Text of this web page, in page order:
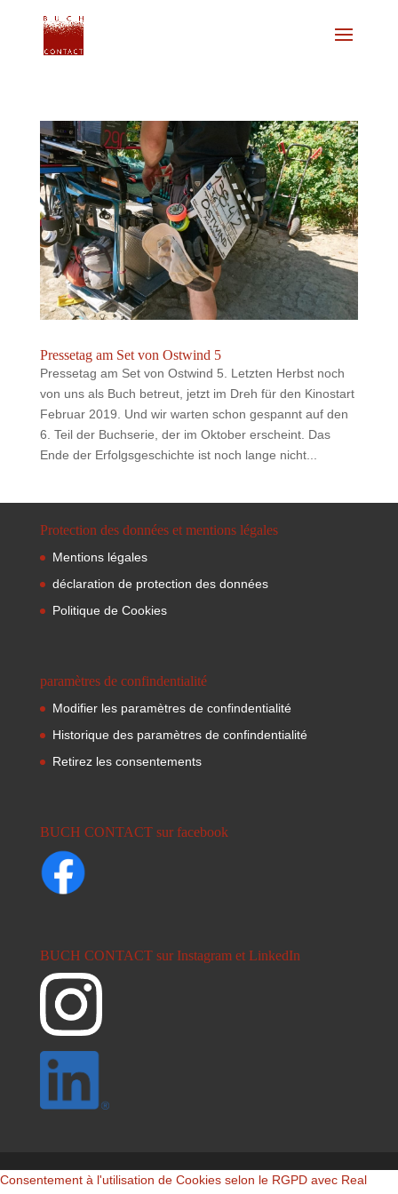
Pressetag am Set von Ostwind 5
Pressetag am Set von Ostwind 5. Letzten Herbst noch
von uns als Buch betreut, jetzt im Dreh für den Kinostart
Februar 2019. Und wir warten schon gespannt auf den
6. Teil der Buchserie, der im Oktober erscheint. Das
Ende der Erfolgsgeschichte ist noch lange nicht...
Protection des données et mentions légales
Mentions légales
déclaration de protection des données
Politique de Cookies
paramètres de confindentialité
Modifier les paramètres de confindentialité
Historique des paramètres de confindentialité
Retirez les consentements
BUCH CONTACT sur facebook
BUCH CONTACT sur Instagram et LinkedIn
Consentement à l'utilisation de Cookies selon le RGPD avec Real